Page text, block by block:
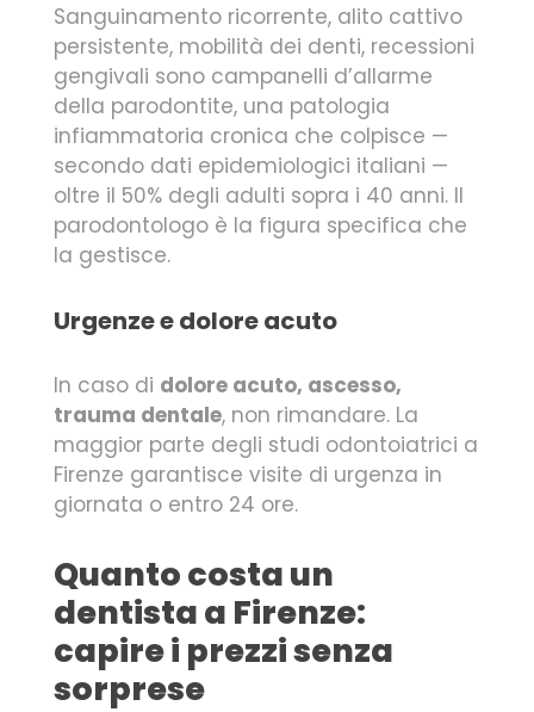
Sanguinamento ricorrente, alito cattivo
persistente, mobilità dei denti, recessioni
gengivali sono campanelli d’allarme
della parodontite, una patologia
infiammatoria cronica che colpisce —
secondo dati epidemiologici italiani —
oltre il 50% degli adulti sopra i 40 anni. Il
parodontologo è la figura specifica che
la gestisce.
Urgenze e dolore acuto
In caso di dolore acuto, ascesso,
trauma dentale, non rimandare. La
maggior parte degli studi odontoiatrici a
Firenze garantisce visite di urgenza in
giornata o entro 24 ore.
Quanto costa un
dentista a Firenze:
capire i prezzi senza
sorprese